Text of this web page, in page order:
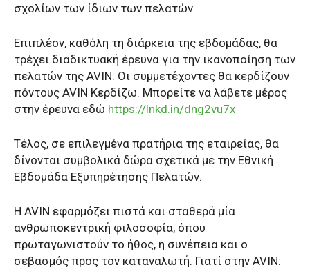
σχολίων των ίδιων των πελατών.
Επιπλέον, καθόλη τη διάρκεια της εβδομάδας, θα
τρέχει διαδικτυακή έρευνα για την ικανοποίηση των
πελατών της AVIN. Οι συμμετέχοντες θα κερδίζουν
πόντους AVIN Κερδίζω. Μπορείτε να λάβετε μέρος
στην έρευνα εδώ https://lnkd.in/dng2vu7x
Τέλος, σε επιλεγμένα πρατήρια της εταιρείας, θα
δίνονται συμβολικά δώρα σχετικά με την Εθνική
Εβδομάδα Εξυπηρέτησης Πελατών.
Η AVIN εφαρμόζει πιστά και σταθερά μία
ανθρωποκεντρική φιλοσοφία, όπου
πρωταγωνιστούν το ήθος, η συνέπεια και ο
σεβασμός προς τον καταναλωτή. Γιατί στην AVIN: